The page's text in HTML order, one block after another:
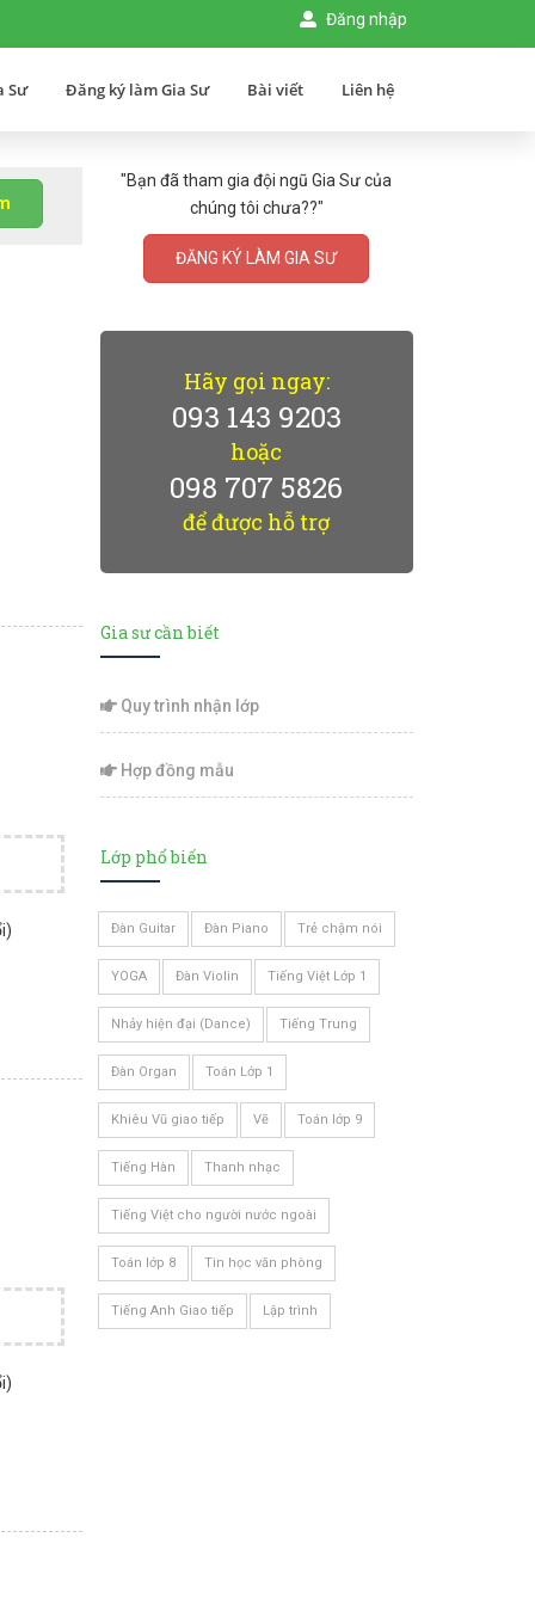
Đăng nhập
Sư Đăng ký làm Gia Sư Bài viết Liên hệ
"Bạn đã tham gia đội ngũ Gia Sư của
chúng tôi chưa??"
ĐĂNG KÝ LÀM GIA SƯ
Hãy gọi ngay:
093 143 9203
hoặc
098 707 5826
để được hỗ trợ
Gia sư cần biết
Quy trình nhận lớp
Hợp đồng mẫu
Lớp phổ biến
Đàn Guitar Đàn Piano Trẻ chậm nói
YOGA Đàn Violin Tiếng Việt Lớp 1
Nhảy hiện đại (Dance) Tiếng Trung
Đàn Organ Toán Lớp 1
Khiêu Vũ giao tiếp Vẽ Toán lớp 9
Tiếng Hàn Thanh nhạc
Tiếng Việt cho người nước ngoài
Toán lớp 8 Tin học văn phòng
Tiếng Anh Giao tiếp Lập trình